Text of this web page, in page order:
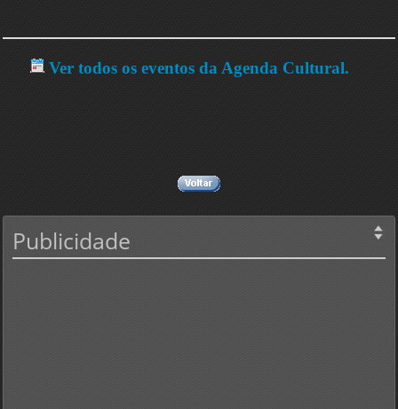
Ver todos os eventos da Agenda Cultural.
Publicidade